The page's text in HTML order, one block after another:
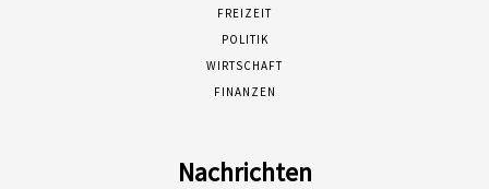
FREIZEIT
POLITIK
WIRTSCHAFT
FINANZEN
Nachrichten